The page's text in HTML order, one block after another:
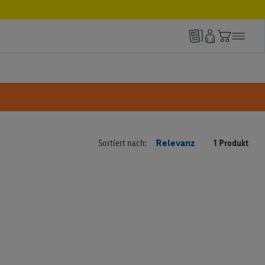
Sortiert nach: Relevanz 1 Produkt